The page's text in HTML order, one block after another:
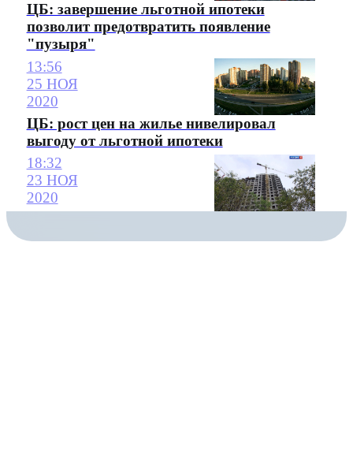
ЦБ: завершение льготной ипотеки
позволит предотвратить появление
"пузыря"
13:56
25 НОЯ
2020
ЦБ: рост цен на жилье нивелировал
выгоду от льготной ипотеки
18:32
23 НОЯ
2020